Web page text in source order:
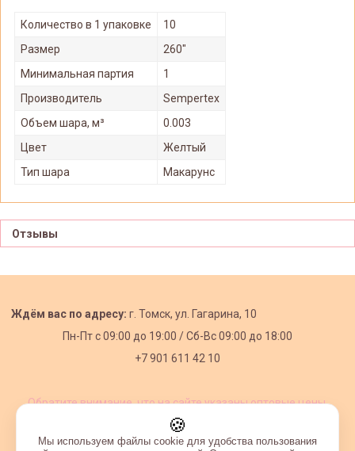
Количество в 1 упаковке
10
Размер
260"
Минимальная партия
1
Производитель
Sempertex
Объем шара, м³
0.003
Цвет
Желтый
Тип шара
Макарунс
Отзывы
Ждём вас по адресу: г. Томск, ул. Гагарина, 10
Пн-Пт с09:00 до 19:00 /Сб-Вс 09:00 до 18:00
+7 901 611 42 10
Обратите внимание, что на сайте указаны оптовые цены,
🍪
Мы используем файлы cookie для удобства пользования